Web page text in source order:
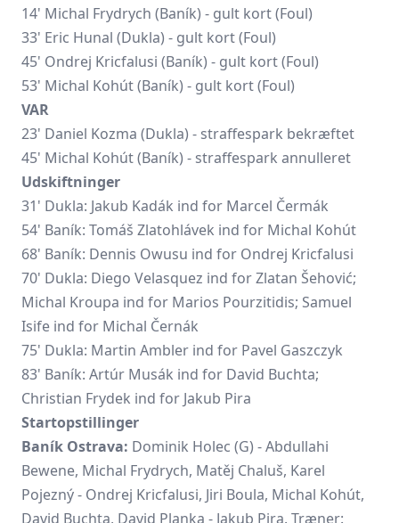
14' Michal Frydrych (Baník) - gult kort (Foul)
33' Eric Hunal (Dukla) - gult kort (Foul)
45' Ondrej Kricfalusi (Baník) - gult kort (Foul)
53' Michal Kohút (Baník) - gult kort (Foul)
VAR
23' Daniel Kozma (Dukla) - straffespark bekræftet
45' Michal Kohút (Baník) - straffespark annulleret
Udskiftninger
31' Dukla: Jakub Kadák ind for Marcel Čermák
54' Baník: Tomáš Zlatohlávek ind for Michal Kohút
68' Baník: Dennis Owusu ind for Ondrej Kricfalusi
70' Dukla: Diego Velasquez ind for Zlatan Šehović;
Michal Kroupa ind for Marios Pourzitidis; Samuel
Isife ind for Michal Černák
75' Dukla: Martin Ambler ind for Pavel Gaszczyk
83' Baník: Artúr Musák ind for David Buchta;
Christian Frydek ind for Jakub Pira
Startopstillinger
Baník Ostrava: Dominik Holec (G) - Abdullahi
Bewene, Michal Frydrych, Matěj Chaluš, Karel
Pojezný - Ondrej Kricfalusi, Jiri Boula, Michal Kohút,
David Buchta, David Planka - Jakub Pira. Træner: